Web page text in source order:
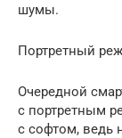
шумы.
Портретный
Очередной
с портретным
с софтом, ведь